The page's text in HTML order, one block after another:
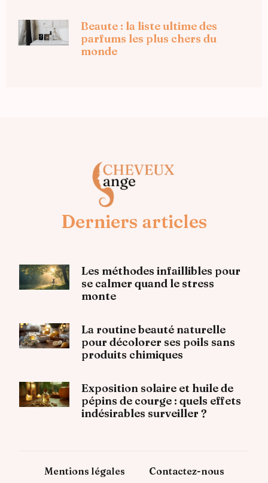
Beaute : la liste ultime des
parfums les plus chers du
monde
Derniers articles
Les méthodes infaillibles pour
se calmer quand le stress
monte
La routine beauté naturelle
pour décolorer ses poils sans
produits chimiques
Exposition solaire et huile de
pépins de courge : quels effets
indésirables surveiller ?
Mentions légales Contactez-nous